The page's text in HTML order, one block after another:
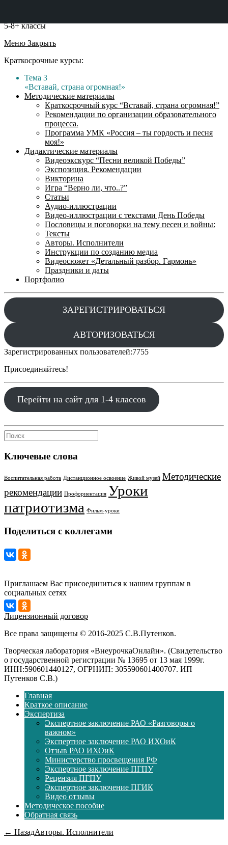
5-8+ классы
Меню Закрыть
Краткосрочные курсы:
Тема 3
«Вставай, страна огромная!»
Методические материалы
Краткосрочный курс “Вставай, страна огромная!”
Рекомендации по организации образовательного
процесса.
Программа УМК «Россия – ты гордость и песня
моя!»
Дидактические материалы
Видеоэкскурс “Песни великой Победы”
Экспозиция. Рекомендации
Викторина
Игра “Верно ли, что..?”
Статьи
Аудио-иллюстрации
Видео-иллюстрации с текстами День Победы
Пословицы и поговорки на тему песен и войны:
Тексты
Авторы. Исполнители
Инструкции по созданию медиа
Видеосюжет «Детальный разбор. Гармонь»
Праздники и даты
Портфолио
ЗАРЕГИСТРИРОВАТЬСЯ
АВТОРИЗОВАТЬСЯ
Зарегистрированных пользователей:7755
Присоединяйтесь!
Перейти на сайт для 1-4 классов
Ключевые слова
Воспитательная работа Дистанционное освоение Живой музей Методические
рекомендации Профориентация Уроки
патриотизма Фильм-уроки
Поделиться с коллегами
Приглашаем Вас присоединиться к нашим группам в
социальных сетях
Лицензионный договор
Все права защищены © 2016-2025 С.В.Путенков.
Творческая лаборатория «ВнеурочкаОнлайн». (Свидетельство
о государственной регистрации № 13695 от 13 мая 1999г.
ИНН:590601440127, ОГРНИП: 305590601400707. ИП
Путенков С.В.)
Главная
Краткое описание
Экспертиза
Экспертное заключение РАО «Разговоры о
важном»
Экспертное заключение РАО ИХОиК
Отзыв РАО ИХОиК
Министерство просвещения РФ
Экспертное заключение ПГПУ
Рецензия ПГПУ
Экспертное заключение ПГИК
Видео отзывы
Методическое пособие
Обратная связь
← НазадАвторы. Исполнители